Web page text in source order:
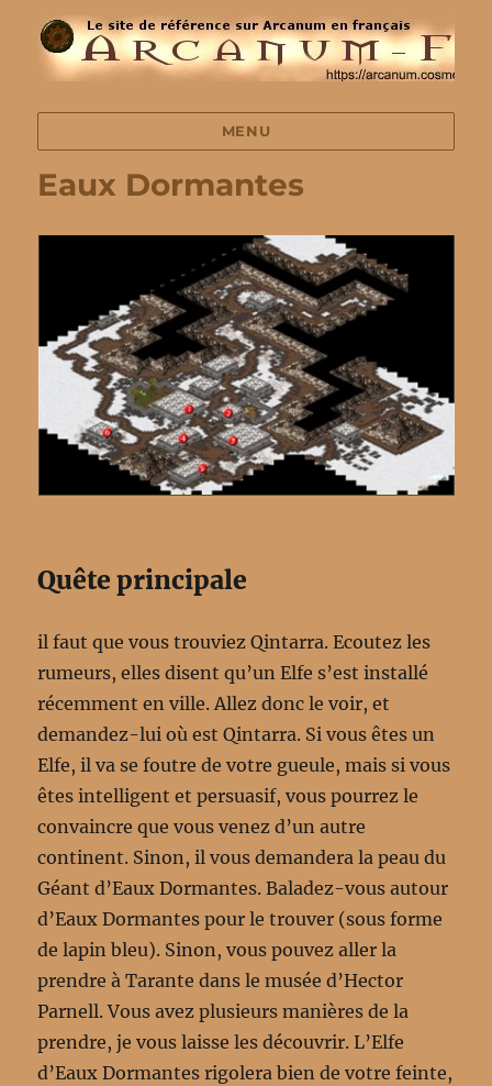
MENU
Eaux Dormantes
Quête principale
il faut que vous trouviez Qintarra. Ecoutez les
rumeurs, elles disent qu’un Elfe s’est installé
récemment en ville. Allez donc le voir, et
demandez-lui où est Qintarra. Si vous êtes un
Elfe, il va se foutre de votre gueule, mais si vous
êtes intelligent et persuasif, vous pourrez le
convaincre que vous venez d’un autre
continent. Sinon, il vous demandera la peau du
Géant d’Eaux Dormantes. Baladez-vous autour
d’Eaux Dormantes pour le trouver (sous forme
de lapin bleu). Sinon, vous pouvez aller la
prendre à Tarante dans le musée d’Hector
Parnell. Vous avez plusieurs manières de la
prendre, je vous laisse les découvrir. L’Elfe
d’Eaux Dormantes rigolera bien de votre feinte,